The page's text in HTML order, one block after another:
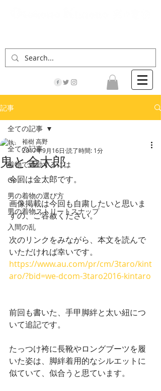
記事
全ての記事
着物で通勤するには
Go！
男の着物の選び方
男の着物ストリートスナップ
入間の乱
全ての記事
鬼と金太郎
裕樹 高野
2017年9月16日 読了時間: 1分
今回は金太郎です。
画像掲載は今回も自粛したいと思いま
すの、ご容赦ください。
次のリンクをみながら、本文を読んで
いただければ幸いです。
https://www.au.com/pr/cm/3taro/kint
aro/?bid=we-dcom-3taro2016-kintaro
前回も書いた、手甲脚絆と太い紐につ
いて追記です。
たっつけ袴に長靴やロングブーツを履
いた姿は、脚絆着用的なシルエットに
似ていて、似合うと思ています。